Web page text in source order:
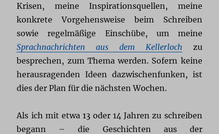
Krisen, meine Inspirationsquellen, meine
konkrete Vorgehensweise beim Schreiben
sowie regelmäßige Einschübe, um meine
Sprachnachrichten aus dem Kellerloch zu
besprechen, zum Thema werden. Sofern keine
herausragenden Ideen dazwischenfunken, ist
dies der Plan für die nächsten Wochen.
Als ich mit etwa 13 oder 14 Jahren zu schreiben
begann – die Geschichten aus der